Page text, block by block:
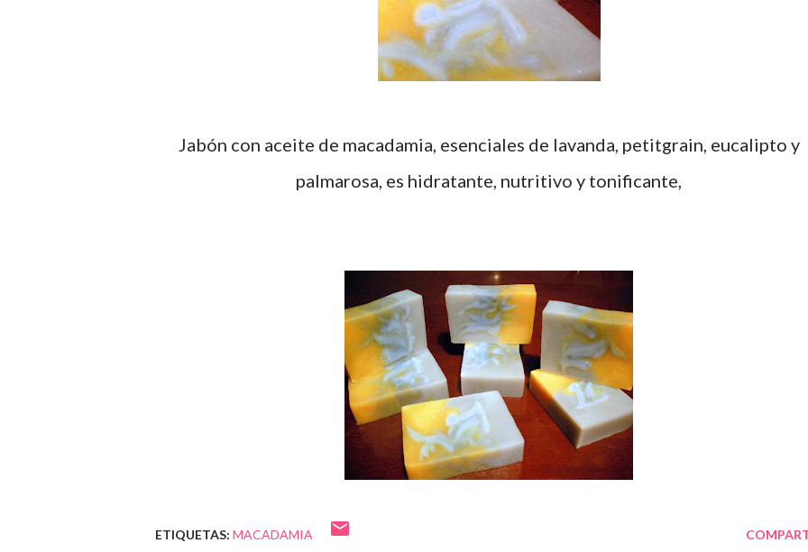
Jabón con aceite de macadamia, esenciales de lavanda, petitgrain, eucalipto y
palmarosa, es hidratante, nutritivo y tonificante,
ETIQUETAS: MACADAMIA